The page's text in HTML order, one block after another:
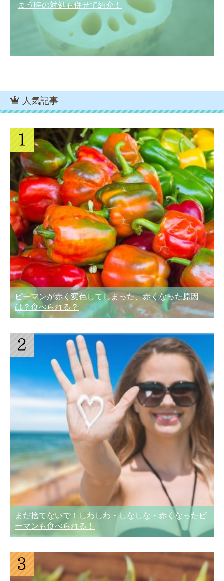
まう時の対処も併せて紹介！
人気記事
ピーマンが赤く変色してしまった、赤くなった原因
は？食べられる？
まだ捨てないで！しわしわ・しなしな・赤くなったピ
ーマンも食べられる！